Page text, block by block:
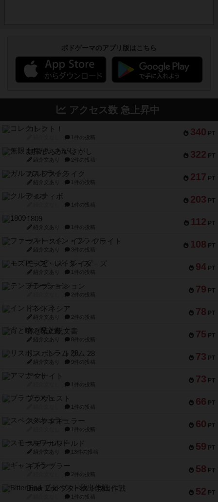
ボドゲーマのアプリ版はこちら
アクセス数 急上昇中
340 PT
コレクト！
1件の投稿
322 PT
無限まちがいさがし
紹介文あり 2件の投稿
217 PT
ガルフストライク
紹介文あり 1件の投稿
203 PT
クルティボ
1件の投稿
112 PT
1809
紹介文あり 1件の投稿
108 PT
ファースト・イン・フライト
紹介文あり 3件の投稿
94 PT
モズビ－ズ・レイダ－ズ
紹介文あり 1件の投稿
79 PT
テンプテーション
2件の投稿
78 PT
インドネシア
紹介文あり 2件の投稿
75 PT
宵と暁の呪文書
紹介文あり 8件の投稿
73 PT
リスボン・トラム 28
紹介文あり 9件の投稿
73 PT
アマナイト
1件の投稿
66 PT
ブラヴェスト
1件の投稿
60 PT
スペクタキュラー
1件の投稿
59 PT
スモールワールド
紹介文あり 13件の投稿
58 PT
ギャンブラー
2件の投稿
52 PT
Bitter End ブタペスト救出作戦
1件の投稿